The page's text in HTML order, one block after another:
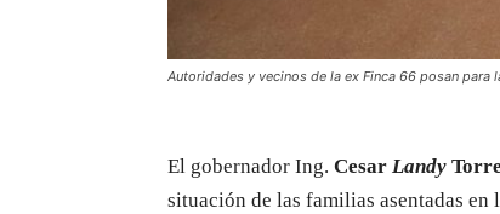
Autoridades y vecinos de la ex Finca 66 posan para
El gobernador Ing. Cesar Landy
situación de las familias asentadas en